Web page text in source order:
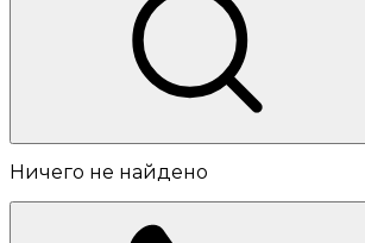
Ничего не найдено